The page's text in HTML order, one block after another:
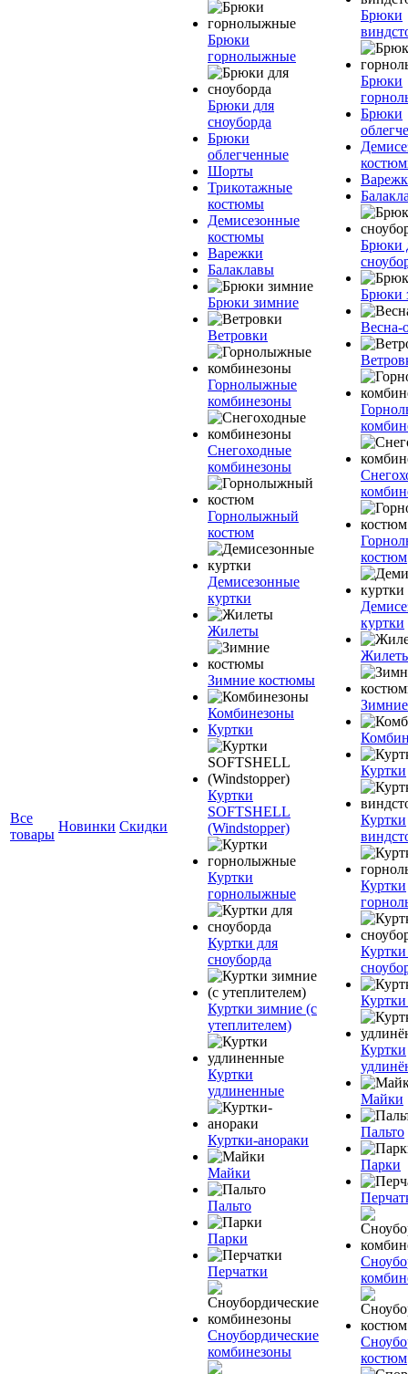
Все
товары
Новинки Скидки
Брюки
горнолыжные
Брюки для
сноуборда
Брюки
облегченные
Шорты
Трикотажные
костюмы
Демисезонные
костюмы
Варежки
Балаклавы
Брюки зимние
Ветровки
Горнолыжные
комбинезоны
Снегоходные
комбинезоны
Горнолыжный
костюм
Демисезонные
куртки
Жилеты
Зимние костюмы
Комбинезоны
Куртки
Куртки
SOFTSHELL
(Windstopper)
Куртки
горнолыжные
Куртки для
сноуборда
Куртки зимние (с
утеплителем)
Куртки
удлиненные
Куртки-анораки
Майки
Пальто
Парки
Перчатки
Сноубордические
комбинезоны
Брюки
Брюки
Брюки
Брюки
Брюки
Весна-
костюм
куртки
Куртки
Куртки
Куртки
Куртки
Куртки
Майки
Пальто
Парки
костюм